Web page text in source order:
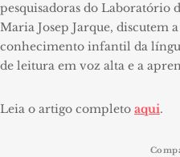
pesquisadoras do Laboratório
Maria Josep Jarque, discutem
conhecimento infantil da
de leitura em voz alta e a
Leia o artigo completo aqui.